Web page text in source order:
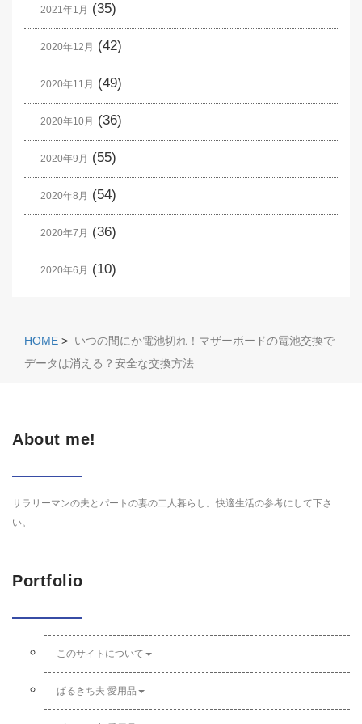
2021年1月 (35)
2020年12月 (42)
2020年11月 (49)
2020年10月 (36)
2020年9月 (55)
2020年8月 (54)
2020年7月 (36)
2020年6月 (10)
HOME > いつの間にか電池切れ！マザーボードの電池交換で
データは消える？安全な交換方法
About me!
サラリーマンの夫とパートの妻の二人暮らし。快適生活の参考にして下さ
い。
Portfolio
このサイトについて
ぱるきち夫 愛用品